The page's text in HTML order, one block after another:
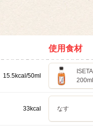
使用食材
15.5kcal/50ml
200ml
33kcal なす